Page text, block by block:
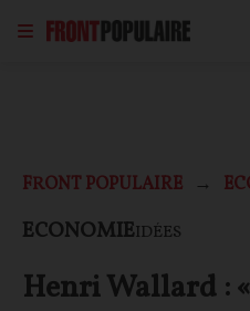
FRONT POPULAIRE
ECONOMIEIDÉES
Henri Wallard :